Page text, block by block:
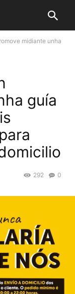
midiante unha
guía
0
292